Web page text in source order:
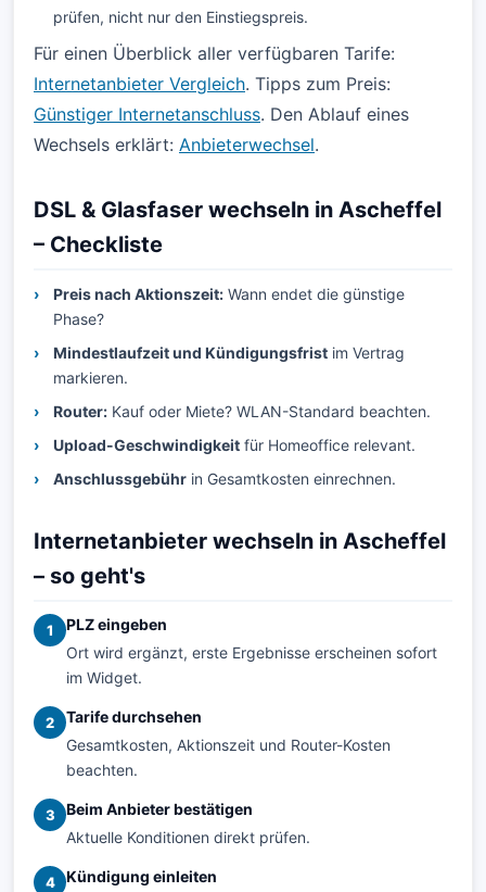
prüfen, nicht nur den Einstiegspreis.
Für einen Überblick aller verfügbaren Tarife:
Internetanbieter Vergleich. Tipps zum Preis:
Günstiger Internetanschluss. Den Ablauf eines
Wechsels erklärt: Anbieterwechsel.
DSL & Glasfaser wechseln in Ascheffel
– Checkliste
Preis nach Aktionszeit: Wann endet die günstige
Phase?
Mindestlaufzeit und Kündigungsfrist im Vertrag
markieren.
Router: Kauf oder Miete? WLAN-Standard beachten.
Upload-Geschwindigkeit für Homeoffice relevant.
Anschlussgebühr in Gesamtkosten einrechnen.
Internetanbieter wechseln in Ascheffel
– so geht's
1
PLZ eingeben
Ort wird ergänzt, erste Ergebnisse erscheinen sofort
im Widget.
2
Tarife durchsehen
Gesamtkosten, Aktionszeit und Router-Kosten
beachten.
3
Beim Anbieter bestätigen
Aktuelle Konditionen direkt prüfen.
4
Kündigung einleiten